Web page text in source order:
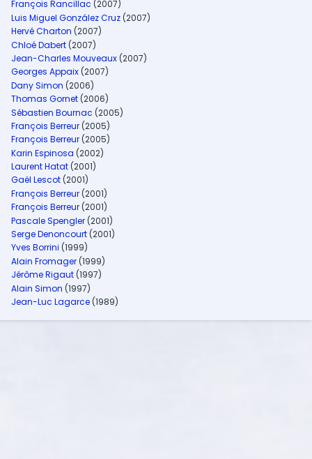
François Rancillac (2007)
Luis Miguel González Cruz (2007)
Hervé Charton (2007)
Chloé Dabert (2007)
Jean-Charles Mouveaux (2007)
Georges Appaix (2007)
Dany Simon (2006)
Thomas Gornet (2006)
Sébastien Bournac (2005)
François Berreur (2005)
François Berreur (2005)
Karin Espinosa (2002)
Laurent Hatat (2001)
Gaël Lescot (2001)
François Berreur (2001)
François Berreur (2001)
Pascale Spengler (2001)
Serge Denoncourt (2001)
Yves Borrini (1999)
Alain Fromager (1999)
Jérôme Rigaut (1997)
Alain Simon (1997)
Jean-Luc Lagarce (1989)